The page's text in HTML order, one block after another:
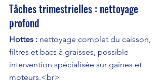
Tâches trimestrielles : nettoyage
profond
Hottes : nettoyage complet du caisson,
filtres et bacs à graisses, possible
intervention spécialisée sur gaines et